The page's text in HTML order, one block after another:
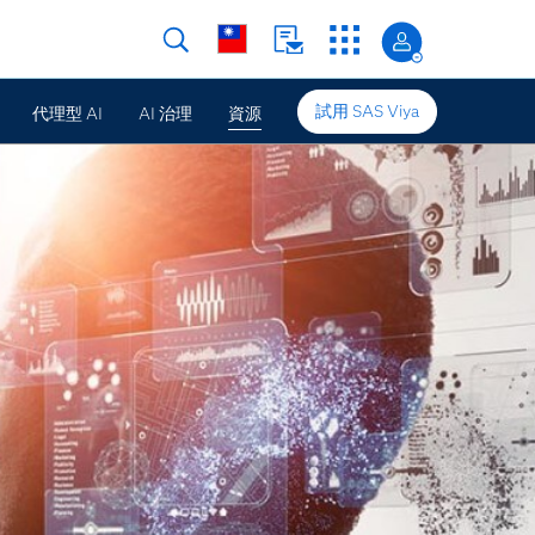
代理型 AI AI 治理 資源 試用 SAS Viya